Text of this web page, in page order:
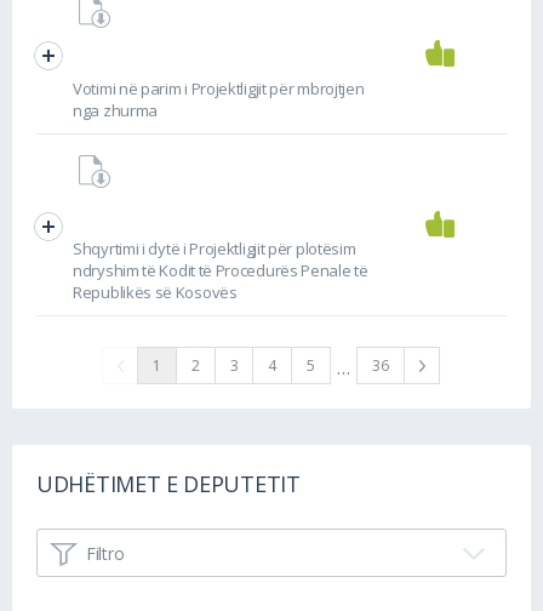
Votimi në parim i Projektligjit për mbrojtjen
nga zhurma
Shqyrtimi i dytë i Projektligjit për plotësim
ndryshim të Kodit të Procedurës Penale të
Republikës së Kosovës
1 2 3 4 5 … 36
UDHËTIMET E DEPUTETIT
Filtro